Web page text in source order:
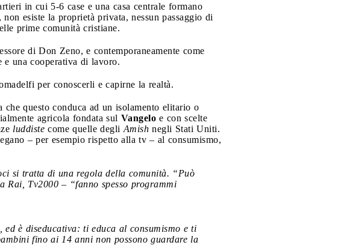
in cui 5-6 case e una casa centrale formano
esiste la proprietà privata, nessun passaggio di
prime comunità cristiane.
di Don Zeno, e contemporaneamente come
e una cooperativa di lavoro.
per conoscerli e capirne la realtà.
questo conduca ad un isolamento elitario o
agricola fondata sul Vangelo e con scelte
luddiste come quelle degli Amish negli Stati Uniti.
– per esempio rispetto alla tv – al consumismo,
si tratta di una regola della comunità. “Può
Rai, Tv2000 – “fanno spesso programmi
è diseducativa: ti educa al consumismo e ti
fino ai 14 anni non possono guardare la